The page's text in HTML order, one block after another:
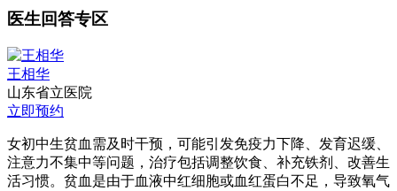
医生回答专区
王相华
山东省立医院
立即预约
女初中生贫血需及时干预，可能引发免疫力下降、发育迟缓、
注意力不集中等问题，治疗包括调整饮食、补充铁剂、改善生
活习惯。贫血是由于血液中红细胞或血红蛋白不足，导致氧气